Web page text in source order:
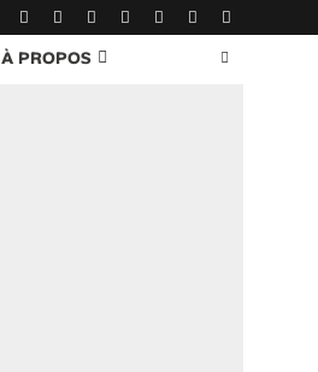
À PROPOS